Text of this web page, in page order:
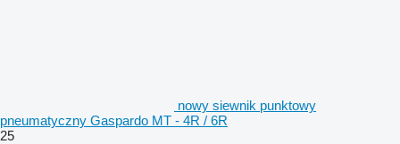
nowy siewnik punktowy
pneumatyczny Gaspardo MT - 4R / 6R
25